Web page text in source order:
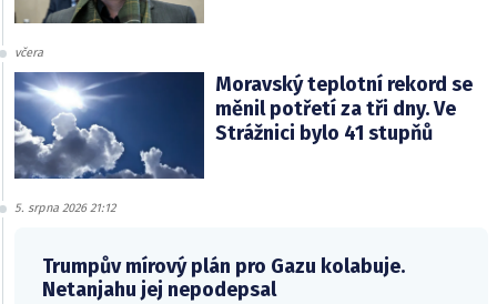
včera
Moravský teplotní rekord se
měnil potřetí za tři dny. Ve
Strážnici bylo 41 stupňů
5. srpna 2026 21:12
Trumpův mírový plán pro Gazu kolabuje.
Netanjahu jej nepodepsal